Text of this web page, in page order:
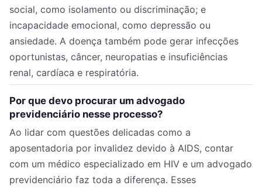
social, como isolamento ou discriminação; e
incapacidade emocional, como depressão ou
ansiedade. A doença também pode gerar infecções
oportunistas, câncer, neuropatias e insuficiências
renal, cardíaca e respiratória.
Por que devo procurar um advogado
previdenciário nesse processo?
Ao lidar com questões delicadas como a
aposentadoria por invalidez devido à AIDS, contar
com um médico especializado em HIV e um advogado
previdenciário faz toda a diferença. Esses